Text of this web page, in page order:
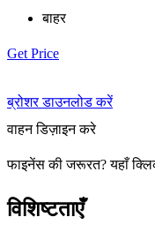
बाहर
Get Price
ब्रोशर डाउनलोड करें
वाहन डिज़ाइन करे
फाइनेंस की जरूरत?यहाँ
विशिष्टताएँ